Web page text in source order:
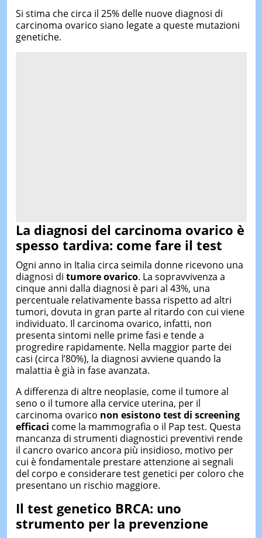
Si stima che circa il 25% delle nuove diagnosi di
carcinoma ovarico siano legate a queste mutazioni
genetiche.
La diagnosi del carcinoma ovarico è
spesso tardiva: come fare il test
Ogni anno in Italia circa seimila donne ricevono una
diagnosi di tumore ovarico. La sopravvivenza a
cinque anni dalla diagnosi è pari al 43%, una
percentuale relativamente bassa rispetto ad altri
tumori, dovuta in gran parte al ritardo con cui viene
individuato. Il carcinoma ovarico, infatti, non
presenta sintomi nelle prime fasi e tende a
progredire rapidamente. Nella maggior parte dei
casi (circa l’80%), la diagnosi avviene quando la
malattia è già in fase avanzata.
A differenza di altre neoplasie, come il tumore al
seno o il tumore alla cervice uterina, per il
carcinoma ovarico non esistono test di screening
efficaci come la mammografia o il Pap test. Questa
mancanza di strumenti diagnostici preventivi rende
il cancro ovarico ancora più insidioso, motivo per
cui è fondamentale prestare attenzione ai segnali
del corpo e considerare test genetici per coloro che
presentano un rischio maggiore.
Il test genetico BRCA: uno
strumento per la prevenzione